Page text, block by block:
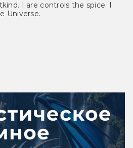
I are controls the spice, I
Universe.